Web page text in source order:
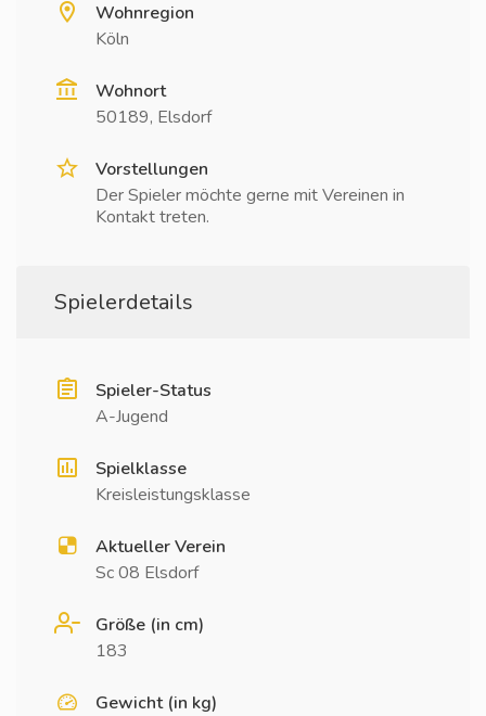
Wohnregion
Köln
Wohnort
50189, Elsdorf
Vorstellungen
Der Spieler möchte gerne mit Vereinen in
Kontakt treten.
Spielerdetails
Spieler-Status
A-Jugend
Spielklasse
Kreisleistungsklasse
Aktueller Verein
Sc 08 Elsdorf
Größe (in cm)
183
Gewicht (in kg)